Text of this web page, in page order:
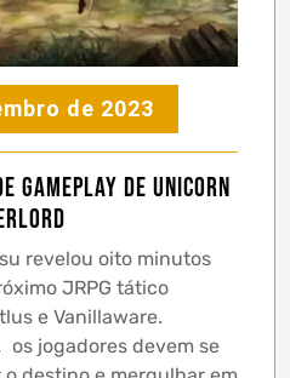
de 2023
gameplay de Unicorn
revelou oito minutos
JRPG tático
e Vanillaware.
os jogadores devem se